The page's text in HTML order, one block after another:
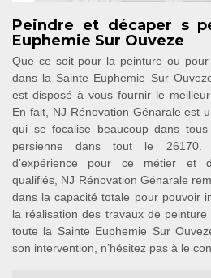
Peindre et décaper s
Euphemie Sur Ouveze
Que ce soit pour la peinture ou
dans la Sainte Euphemie Sur
est disposé à vous fournir le
En fait, NJ Rénovation Génarale est
qui se focalise beaucoup dans
persienne dans tout le 26170.
d’expérience pour ce métier et
qualifiés, NJ Rénovation Génarale
dans la capacité totale pour pouvoir
la réalisation des travaux de
toute la Sainte Euphemie Sur
son intervention, n’hésitez pas à le